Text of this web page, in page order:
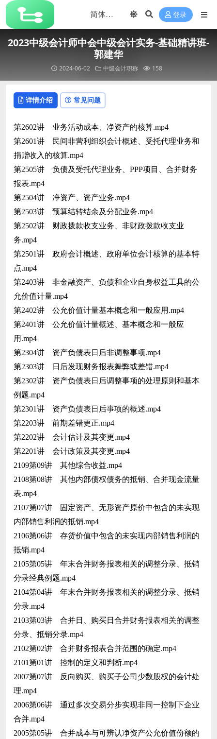
登录
2023中级会计师中会中级会计实务-基础精讲班-
郭建华
2024-06-02 中级会计职称 158
详情介绍 常见问题
第2602讲 业务活动成本、净资产的核算.mp4
第2601讲 民间非营利组织会计概述、受托代理业务和
捐赠收入的核算.mp4
第2505讲 负债及受托代理业务、PPP项目、合并财务
报表.mp4
第2504讲 净资产、资产业务.mp4
第2503讲 预算结转结余及分配业务.mp4
第2502讲 财政拨款收支业务、非财政拨款收支业
务.mp4
第2501讲 政府会计概述、政府单位会计核算的基本特
点.mp4
第2403讲 非金融资产、负债和企业自身权益工具的公
允价值计量.mp4
第2402讲 公允价值计量基本概念和一般应用.mp4
第2401讲 公允价值计量概述、基本概念和一般应
用.mp4
第2304讲 资产负债表日后非调整事项.mp4
第2303讲 日后发现财务报表舞弊或差错.mp4
第2302讲 资产负债表日后调整事项的处理原则和基本
例题.mp4
第2301讲 资产负债表日后事项的概述.mp4
第2203讲 前期差错更正.mp4
第2202讲 会计估计及其变更.mp4
第2201讲 会计政策及其变更.mp4
2109第09讲 其他综合收益.mp4
2108第08讲 其他内部债权债务的抵销、合并现金流量
表.mp4
2107第07讲 固定资产、无形资产原价中包含的未实现
内部销售利润的抵销.mp4
2106第06讲 存货价值中包含的未实现内部销售利润的
抵销.mp4
2105第05讲 年末合并财务报表相关的调整分录、抵销
分录经典例题.mp4
2104第04讲 年末合并财务报表相关的调整分录、抵销
分录.mp4
2103第03讲 合并日、购买日合并财务报表相关的调整
分录、抵销分录.mp4
2102第02讲 合并财务报表合并范围的确定.mp4
2101第01讲 控制的定义和判断.mp4
2007第07讲 反向购买、购买子公司少数股权的会计处
理.mp4
2006第06讲 通过多次交易分步实现非同一控制下企业
合并.mp4
2005第05讲 合并成本与可辨认净资产公允价值份额的